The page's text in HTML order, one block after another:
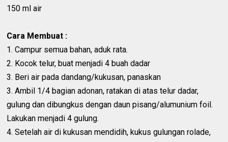
150 ml air
Cara Membuat :
1. Campur semua bahan, aduk rata.
2. Kocok telur, buat menjadi 4 buah dadar
3. Beri air pada dandang/kukusan, panaskan
3. Ambil 1/4 bagian adonan, ratakan di atas telur dadar,
gulung dan dibungkus dengan daun pisang/alumunium foil.
Lakukan menjadi 4 gulung.
4. Setelah air di kukusan mendidih, kukus gulungan rolade,